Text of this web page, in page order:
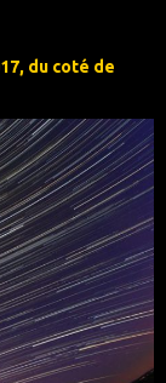
du coté de